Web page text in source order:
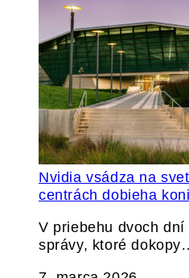
Nvidia vsádza na
centrách dobieha
V priebehu dvoch
správy, ktoré